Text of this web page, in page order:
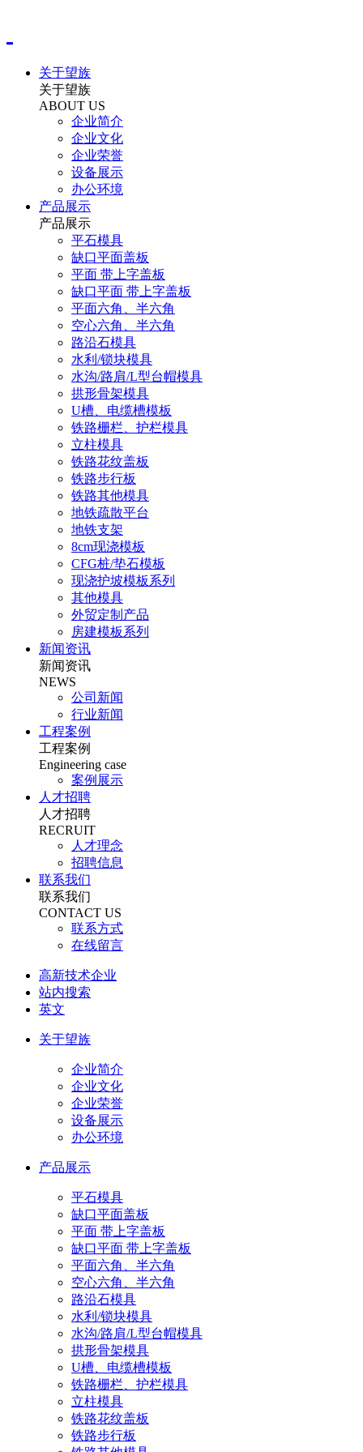
关于望族
关于望族
ABOUT US
企业简介
企业文化
企业荣誉
设备展示
办公环境
产品展示
产品展示
平石模具
缺口平面盖板
平面 带上字盖板
缺口平面 带上字盖板
平面六角、半六角
空心六角、半六角
路沿石模具
水利/锁块模具
水沟/路肩/L型台帽模具
拱形骨架模具
U槽、电缆槽模板
铁路栅栏、护栏模具
立柱模具
铁路花纹盖板
铁路步行板
铁路其他模具
地铁疏散平台
地铁支架
8cm现浇模板
CFG桩/垫石模板
现浇护坡模板系列
其他模具
外贸定制产品
房建模板系列
新闻资讯
新闻资讯
NEWS
公司新闻
行业新闻
工程案例
工程案例
Engineering case
案例展示
人才招聘
人才招聘
RECRUIT
人才理念
招聘信息
联系我们
联系我们
CONTACT US
联系方式
在线留言
高新技术企业
站内搜索
英文
关于望族
企业简介
企业文化
企业荣誉
设备展示
办公环境
产品展示
平石模具
缺口平面盖板
平面 带上字盖板
缺口平面 带上字盖板
平面六角、半六角
空心六角、半六角
路沿石模具
水利/锁块模具
水沟/路肩/L型台帽模具
拱形骨架模具
U槽、电缆槽模板
铁路栅栏、护栏模具
立柱模具
铁路花纹盖板
铁路步行板